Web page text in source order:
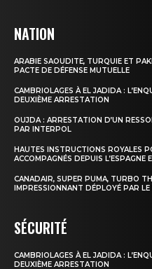
NATION
ARABIE SAOUDITE, TURQUIE ET
PACTE DE DÉFENSE MUTUELLE
CAMBRIOLAGES À EL JADIDA :
DEUXIÈME ARRESTATION
OUJDA : ARRESTATION D’UN
PAR INTERPOL
HAUTES INSTRUCTIONS ROYALES
ACCOMPAGNÉS DEPUIS L’ESPAGNE
CANADAIR, SUPER PUMA, TURBO
IMPRESSIONNANT DÉPLOYÉ PAR
SÉCURITÉ
CAMBRIOLAGES À EL JADIDA :
DEUXIÈME ARRESTATION